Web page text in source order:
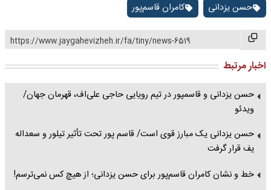
حسن یزدانی کامران قاسم‌پور
https://www.jaygahevizheh.ir/fa/tiny/news-6519
اخبار مرتبط
حسن یزدانی و قاسمپور در تیم رویایی حاجی علی‌اف، قهرمان جهان/
ویدئو
حسن یزدانی یک مبارز قوی است/ قاسم پور تحت تأثیر تیلور و سعداله
یف قرار گرفت
خط و نشان کامران قاسم‌پور برای حسن یزدانی؛ از هیچ کس نمی‌ترسم!